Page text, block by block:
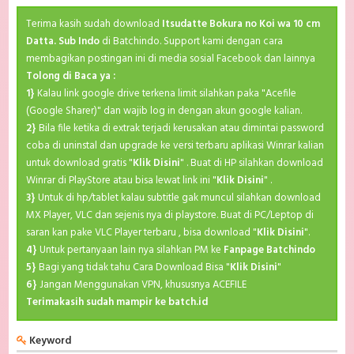
Terima kasih sudah download Itsudatte Bokura no Koi wa 10 cm
Datta. Sub Indodi Batchindo. Support kami dengan cara
membagikan postingan ini di media sosial Facebook dan lainnya
Tolong di Baca ya :
1} Kalau link google drive terkena limit silahkan paka "Acefile
(Google Sharer)" dan wajib log in dengan akun google kalian.
2} Bila file ketika di extrak terjadi kerusakan atau dimintai password
coba di uninstal dan upgrade ke versi terbaru aplikasi Winrar kalian
untuk download gratis "Klik Disini" . Buat di HP silahkan download
Winrar di PlayStore atau bisa lewat link ini "Klik Disini" .
3} Untuk di hp/tablet kalau subtitle gak muncul silahkan download
MX Player, VLC dan sejenis nya di playstore. Buat di PC/Leptop di
saran kan pake VLC Player terbaru , bisa download "Klik Disini".
4} Untuk pertanyaan lain nya silahkan PM ke Fanpage Batchindo
5} Bagi yang tidak tahu Cara Download Bisa "Klik Disini"
6}Jangan Menggunakan VPN, khususnya ACEFILE
Terimakasih sudah mampir ke batch.id
Keyword